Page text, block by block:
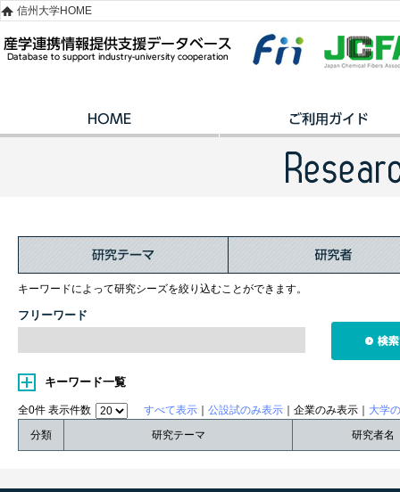
信州大学HOME
キーワードによって研究シーズを絞り込むことができます。
フリーワード
キーワード一覧
全0件 表示件数 すべて表示 公設試のみ表示 ｜企業のみ表示｜ 大学
分類
研究テーマ 研究者名